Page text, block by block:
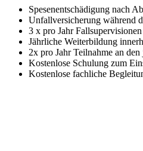
Spesenentschädigung nach
Unfallversicherung während
3 x pro Jahr
Jährliche Weiterbildung
2x pro Jahr Teilnahme an
Kostenlose Schulung zum
Kostenlose fachliche